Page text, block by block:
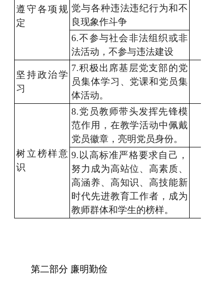
遵守各项规
定
觉与各种违法违纪行为和不
良现象作斗争
6.不参与社会非法组织或非
法活动，不参与违法建设
坚持政治学
习
7.积极出席基层党支部的党
员集体学习、党课和党员集
体活动。
树立榜样意
识
8.党员教师带头发挥先锋模
范作用，在教学活动中佩戴
党员徽章，亮明党员身份。
9.以高标准严格要求自己，
努力成为高站位、高素质、
高涵养、高知识、高技能新
时代先进教育工作者，成为
教师群体和学生的榜样。
第二部分 廉明勤俭